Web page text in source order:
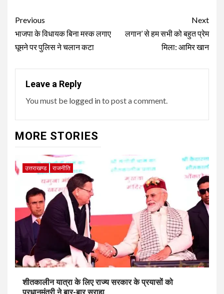
Post
navigation
Previous
भाजपा के विधायक बिना मस्क लगाए
घूमने पर पुलिस ने चलान कटा
Next
लगान’ से हम सभी को बहुत प्रेम
मिला: आमिर खान
Leave a Reply
You must be logged into post a comment.
MORE STORIES
उत्तराखण्ड राजनीति
शीतकालीन यात्रा के लिए राज्य सरकार के प्रयासों को